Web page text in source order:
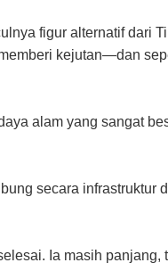
figur alternatif dari
kejutan—dan
alam yang sangat
secara
Ia masih